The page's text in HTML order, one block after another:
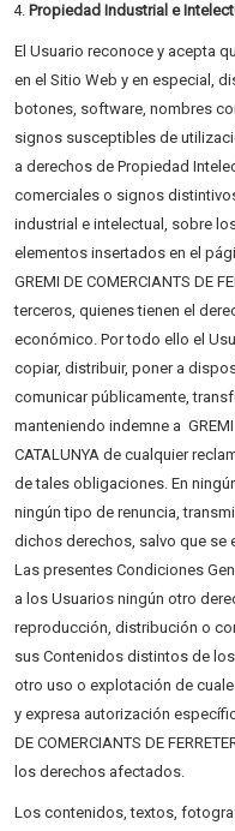
Propiedad Industrial e
El Usuario reconoce y acepta
en el Sitio Web y en especial,
botones, software, nombres
signos susceptibles de
a derechos de Propiedad
comerciales o signos
industrial e intelectual, sobre
elementos insertados en el
GREMI DE COMERCIANTS DE
terceros, quienes tienen el
económico. Por todo ello el
copiar, distribuir, poner a
comunicar públicamente,
manteniendo indemne a GREMI
CATALUNYA de cualquier
de tales obligaciones. En
ningún tipo de renuncia,
dichos derechos, salvo que se
Las presentes Condiciones
a los Usuarios ningún otro
reproducción, distribución o
sus Contenidos distintos de
otro uso o explotación de
y expresa autorización
DE COMERCIANTS DE
los derechos afectados.
Los contenidos, textos,